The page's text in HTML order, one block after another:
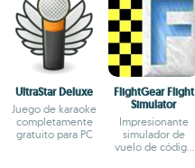
UltraStar Deluxe
Juego de karaoke
completamente
gratuito para PC
FlightGear Flight
Simulator
Impresionante
simulador de
vuelo de código